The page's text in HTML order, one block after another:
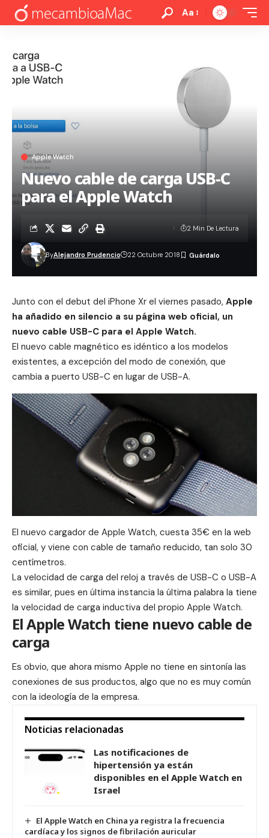
Aa
Apple Watch
Nuevo cable de carga USB-C
para el Apple Watch
ByAlejandro Prudencio 22 Octubre 2018
2 Min De Lectura
Junto con el debut del iPhone Xr el viernes pasado, Apple
ha añadido en silencio a su página web oficial, un
nuevo cable USB-C para el Apple Watch.
El nuevo cable magnético es idéntico a los modelos
existentes, a excepción del modo de conexión, que
cambia a puerto USB-C en lugar de USB-A.
El nuevo cargador de Apple Watch, cuesta 35€ en la web
oficial, y viene con cable de tamaño reducido, tan solo 30
centímetros.
La velocidad de carga del reloj a través de USB-C o USB-A
es similar, pues en última instancia la última palabra la tiene
la velocidad de carga inductiva del propio Apple Watch.
El Apple Watch tiene nuevo cable de
carga
Es obvio, que ahora mismo Apple no tiene en sintonía las
conexiones de sus productos, algo que no es muy común
con la ideología de la empresa.
Noticias relacionadas
Las notificaciones de
hipertensión ya están
disponibles en el Apple Watch en
Israel
El Apple Watch en China ya registra la frecuencia
cardíaca y los signos de fibrilación auricular